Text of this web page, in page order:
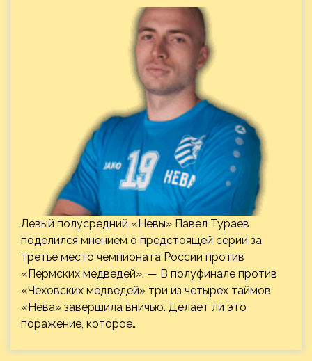
Левый полусредний «Невы» Павел Тураев
поделился мнением о предстоящей серии за
третье место чемпионата России против
«Пермских медведей». — В полуфинале против
«Чеховских медведей» три из четырех таймов
«Нева» завершила вничью. Делает ли это
поражение, которое…